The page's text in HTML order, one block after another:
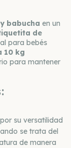
babucha en un
de
para bebés
10 kg
para mantener
su versatilidad
se trata del
de manera